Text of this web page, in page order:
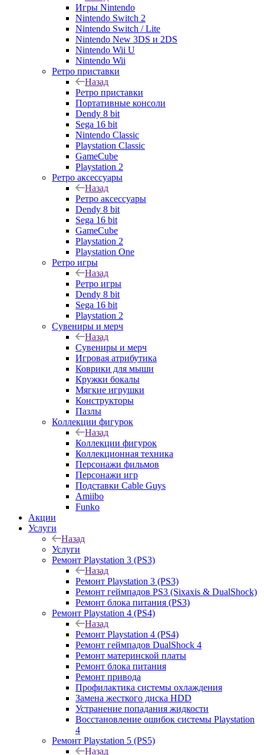
Игры Nintendo
Nintendo Switch 2
Nintendo Switch / Lite
Nintendo New 3DS и 2DS
Nintendo Wii U
Nintendo Wii
Ретро приставки
Назад
Ретро приставки
Портативные консоли
Dendy 8 bit
Sega 16 bit
Nintendo Classic
Playstation Classic
GameCube
Playstation 2
Ретро аксессуары
Назад
Ретро аксессуары
Dendy 8 bit
Sega 16 bit
GameCube
Playstation 2
Playstation One
Ретро игры
Назад
Ретро игры
Dendy 8 bit
Sega 16 bit
Playstation 2
Сувениры и мерч
Назад
Сувениры и мерч
Игровая атрибутика
Коврики для мыши
Кружки бокалы
Мягкие игрушки
Конструкторы
Пазлы
Коллекции фигурок
Назад
Коллекции фигурок
Коллекционная техника
Персонажи фильмов
Персонажи игр
Подставки Cable Guys
Amiibo
Funko
Акции
Услуги
Назад
Услуги
Ремонт Playstation 3 (PS3)
Назад
Ремонт Playstation 3 (PS3)
Ремонт геймпадов PS3 (Sixaxis & DualShock)
Ремонт блока питания (PS3)
Ремонт Playstation 4 (PS4)
Назад
Ремонт Playstation 4 (PS4)
Ремонт геймпадов DualShock 4
Ремонт материнской платы
Ремонт блока питания
Ремонт привода
Профилактика системы охлаждения
Замена жесткого диска HDD
Устранение попадания жидкости
Восстановление ошибок системы Playstation
4
Ремонт Playstation 5 (PS5)
Назад